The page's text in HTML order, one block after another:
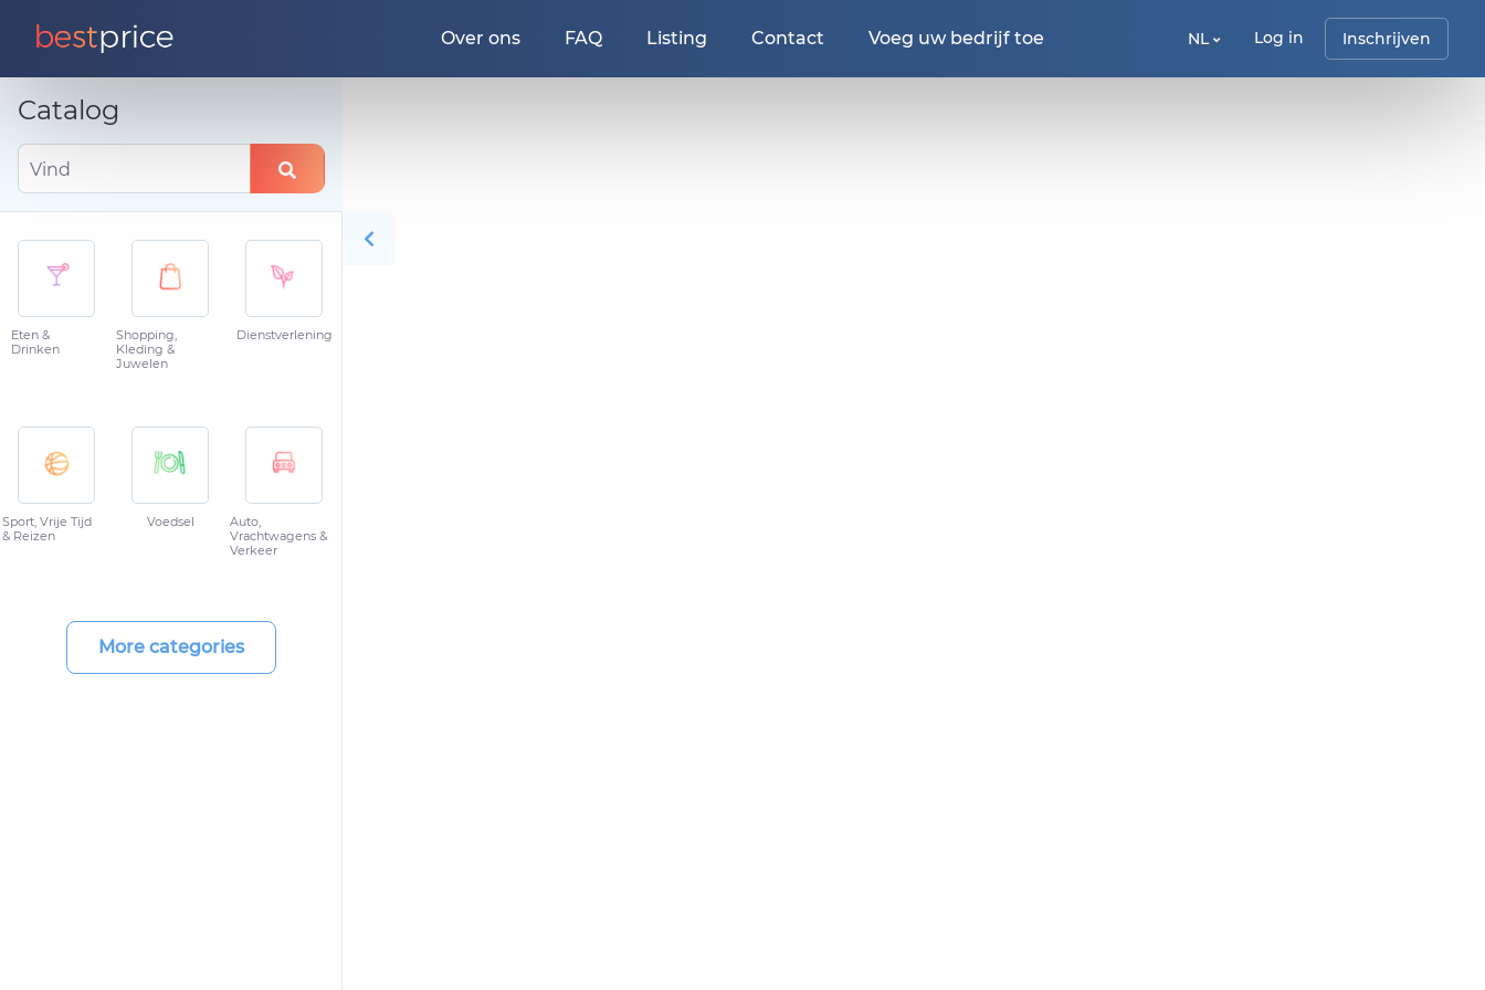
Over ons FAQ Listing Contact Voeg uw bedrijf toe NL Log in Inschrijven
Catalog
Vind
Eten &
Drinken
Shopping,
Kleding &
Juwelen
Dienstverlening
Sport, Vrije Tijd
& Reizen
Voedsel
Auto,
Vrachtwagens &
Verkeer
More categories